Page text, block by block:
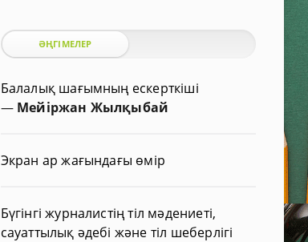
ӘҢГІМЕЛЕР
Балалық шағымның ескерткіші
— Мейіржан Жылқыбай
Экран ар жағындағы өмір
Бүгінгі журналистің тіл мәдениеті,
сауаттылық әдебі және тіл шеберлігі